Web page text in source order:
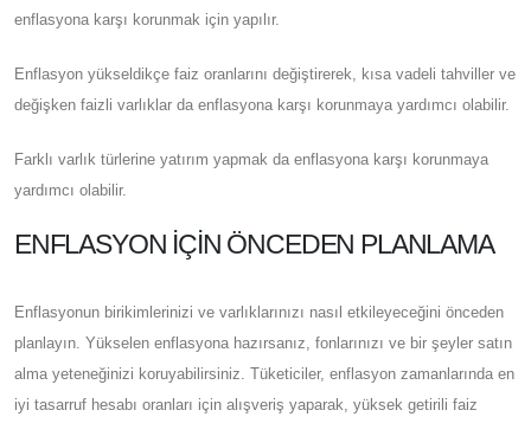
enflasyona karşı korunmak için yapılır.
Enflasyon yükseldikçe faiz oranlarını değiştirerek, kısa vadeli tahviller ve
değişken faizli varlıklar da enflasyona karşı korunmaya yardımcı olabilir.
Farklı varlık türlerine yatırım yapmak da enflasyona karşı korunmaya
yardımcı olabilir.
ENFLASYON İÇIN ÖNCEDEN PLANLAMA
Enflasyonun birikimlerinizi ve varlıklarınızı nasıl etkileyeceğini önceden
planlayın. Yükselen enflasyona hazırsanız, fonlarınızı ve bir şeyler satın
alma yeteneğinizi koruyabilirsiniz. Tüketiciler, enflasyon zamanlarında en
iyi tasarruf hesabı oranları için alışveriş yaparak, yüksek getirili faiz